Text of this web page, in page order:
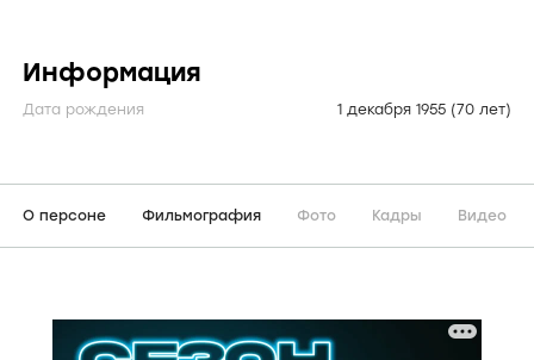
Информация
Дата рождения 1 декабря 1955 (70 лет)
О персоне Фильмография Фото Кадры Видео